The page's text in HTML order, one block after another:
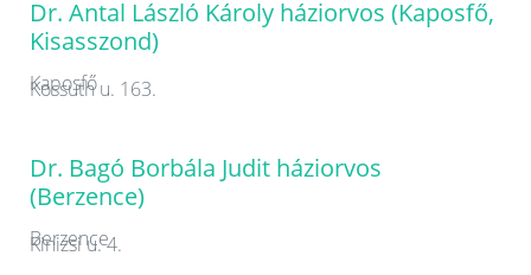
Dr. Antal László Károly háziorvos (Kaposfő,
Kisasszond)
Kaposfő
Kossuth u. 163.
Dr. Bagó Borbála Judit háziorvos
(Berzence)
Berzence
Kinizsi u. 4.